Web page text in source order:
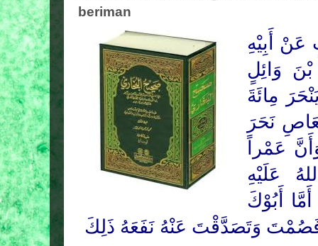
beriman
أَبِيْهِ
وَائِلٍ
مِائَةَ
نَحَرَ
عَمْراً
عَلَيْهِ
أَبُوْكَ
فَصُمْتَ وَتَصَدَّقْتَ عَنْهُ نَفَعَهُ ذَلِكَ